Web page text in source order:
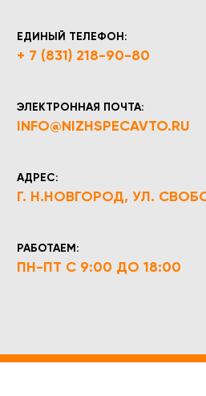
ЕДИНЫЙ ТЕЛЕФОН:
+ 7 (831) 218-90-80
ЭЛЕКТРОННАЯ ПОЧТА:
INFO@NIZHSPECAVTO.RU
АДРЕС:
Г. Н.НОВГОРОД, УЛ.
РАБОТАЕМ:
ПН-ПТ С 9:00 ДО 18:00